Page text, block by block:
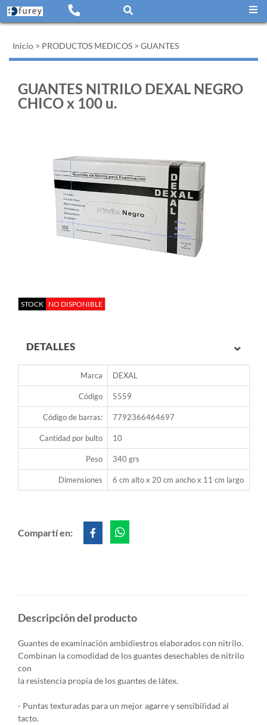
Inicio > PRODUCTOS MEDICOS > GUANTES
GUANTES NITRILO DEXAL NEGRO
CHICO x 100 u.
STOCK NO DISPONIBLE
DETALLES
Marca DEXAL
Código 5559
Código de barras: 7792366464697
Cantidad por bulto 10
Peso 340 grs
Dimensiones 6 cm alto x 20 cm ancho x 11 cm largo
Compartí en:
Descripción del producto
Guantes de examinación ambidiestros elaborados con nitrilo.
Combinan la comodidad de los guantes desechables de nitrilo
con
la resistencia propia de los guantes de látex.
- Puntas texturadas para un mejor agarre y sensibilidad al
tacto.